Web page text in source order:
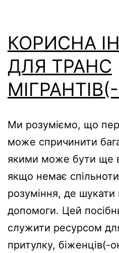
КОРИСНА
ДЛЯ ТРАНС
Ми розуміємо, що
може спричинити
якими може бути ще
якщо немає
розуміння, де шукати
допомоги. Цей
служити ресурсом
притулку, біженців(-